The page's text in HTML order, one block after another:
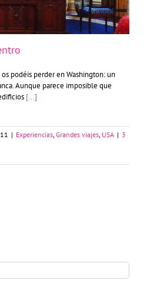
podéis perder en Washington: un
Aunque parece imposible que
[...]
| Experiencias, Grandes viajes, USA | 3